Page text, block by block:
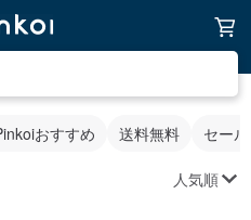
おすすめ 送料無料 セー
人気順